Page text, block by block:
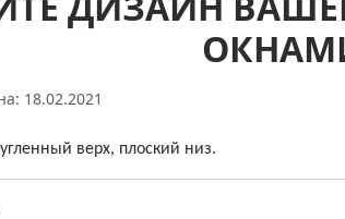
18.02.2021
верх, плоский низ.